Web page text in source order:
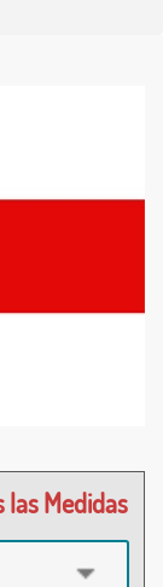
las Medidas